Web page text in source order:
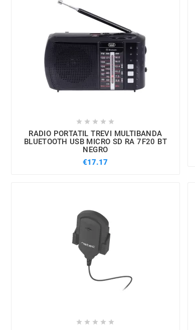
    
RADIO PORTATIL TREVI MULTIBANDA
BLUETOOTH USB MICRO SD RA 7F20 BT
NEGRO
€17.17
    